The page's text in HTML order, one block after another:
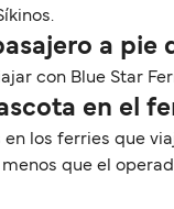
a pie
con Blue Star
en el
los ferries que
que el